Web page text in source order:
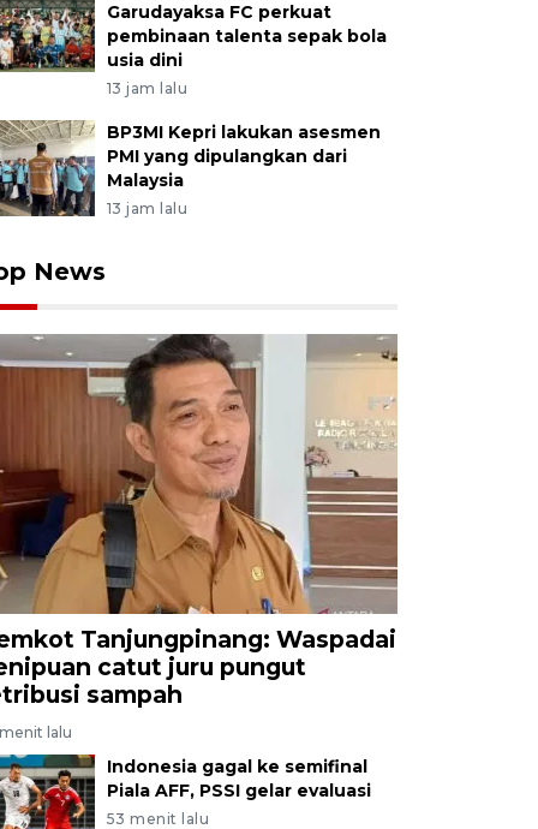
Garudayaksa FC perkuat
pembinaan talenta sepak bola
usia dini
13 jam lalu
BP3MI Kepri lakukan asesmen
PMI yang dipulangkan dari
Malaysia
13 jam lalu
News
Tanjungpinang: Waspadai
catut juru pungut
sampah
lalu
Indonesia gagal ke semifinal
Piala AFF, PSSI gelar evaluasi
53 menit lalu